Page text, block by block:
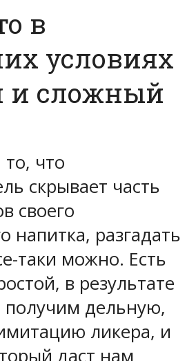
в
условиях
и сложный
что
скрывает часть
своего
напитка, разгадать
таки можно. Есть
в результате
получим дельную,
ликера, и
даст нам